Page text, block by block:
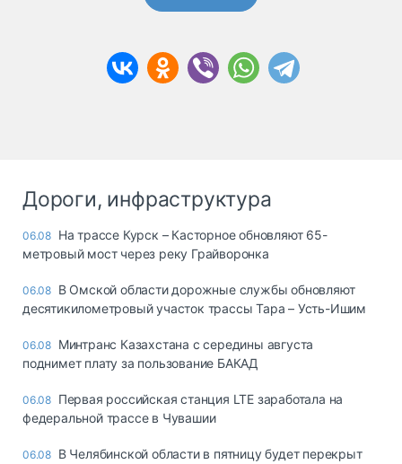
Дороги, инфраструктура
06.08 На трассе Курск – Касторное обновляют 65-
метровый мост через реку Грайворонка
06.08 В Омской области дорожные службы обновляют
десятикилометровый участок трассы Тара – Усть-Ишим
06.08 Минтранс Казахстана с середины августа
поднимет плату за пользование БАКАД
06.08 Первая российская станция LTE заработала на
федеральной трассе в Чувашии
06.08 В Челябинской области в пятницу будет перекрыт